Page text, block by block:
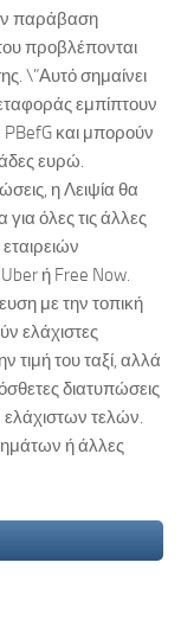
παράβαση
προβλέπονται
\”Αυτό σημαίνει
εμπίπτουν
και μπορούν
ευρώ.
η Λειψία θα
όλες τις άλλες
ή Free Now.
με την τοπική
ελάχιστες
τιμή του ταξί, αλλά
διατυπώσεις
τελών.
ή άλλες